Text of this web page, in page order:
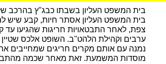
בית המשפט העליון בשבתו כבג"ץ בהרכב
בית המשפט העליון אסתר חיות, קבע שיש
צפת, לאחר התבטאויות חריגות שהגיעו עד
ערבים וקהילת הלהט"ב. השופט אלכס
נמנה עם אותם מקרים חריגים
מוסדות המשמעת. זאת מאחר שכמה